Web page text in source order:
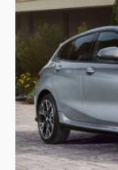
NEWSLETTER
SÍGUENOS